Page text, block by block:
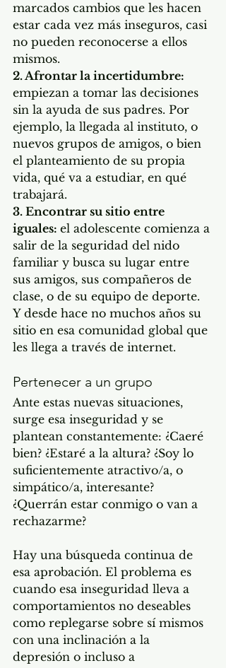
marcados cambios que les hacen
estar cada vez más inseguros, casi
no pueden reconocerse a ellos
mismos.
2. Afrontar la incertidumbre:
empiezan a tomar las decisiones
sin la ayuda de sus padres. Por
ejemplo, la llegada al instituto, o
nuevos grupos de amigos, o bien
el planteamiento de su propia
vida, qué va a estudiar, en qué
trabajará.
3. Encontrar su sitio entre
iguales: el adolescente comienza a
salir de la seguridad del nido
familiar y busca su lugar entre
sus amigos, sus compañeros de
clase, o de su equipo de deporte.
Y desde hace no muchos años su
sitio en esa comunidad global que
les llega a través de internet.
Pertenecer a un grupo
Ante estas nuevas situaciones,
surge esa inseguridad y se
plantean constantemente: ¿Caeré
bien? ¿Estaré a la altura? ¿Soy lo
suficientemente atractivo/a, o
simpático/a, interesante?
¿Querrán estar conmigo o van a
rechazarme?
Hay una búsqueda continua de
esa aprobación. El problema es
cuando esa inseguridad lleva a
comportamientos no deseables
como replegarse sobre sí mismos
con una inclinación a la
depresión o incluso a